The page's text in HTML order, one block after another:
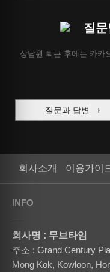
질
상담원 퇴근 후에는 카카
질문과 답변
회사소개 이용가이
INFO
회사명 : 무브타임
주소 : Grand Century
Mong Kok, Kowloon,